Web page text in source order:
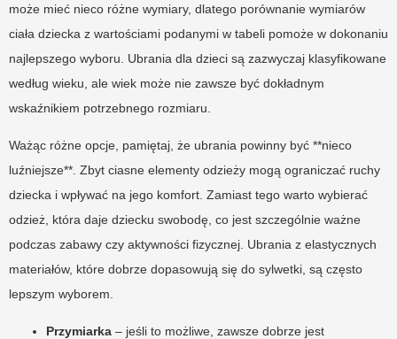
może mieć nieco różne wymiary, dlatego porównanie wymiarów
ciała dziecka z wartościami podanymi w tabeli pomoże w dokonaniu
najlepszego wyboru. Ubrania dla dzieci są zazwyczaj klasyfikowane
według wieku, ale wiek może nie zawsze być dokładnym
wskaźnikiem potrzebnego rozmiaru.
Ważąc różne opcje, pamiętaj, że ubrania powinny być **nieco
luźniejsze**. Zbyt ciasne elementy odzieży mogą ograniczać ruchy
dziecka i wpływać na jego komfort. Zamiast tego warto wybierać
odzież, która daje dziecku swobodę, co jest szczególnie ważne
podczas zabawy czy aktywności fizycznej. Ubrania z elastycznych
materiałów, które dobrze dopasowują się do sylwetki, są często
lepszym wyborem.
Przymiarka – jeśli to możliwe, zawsze dobrze jest